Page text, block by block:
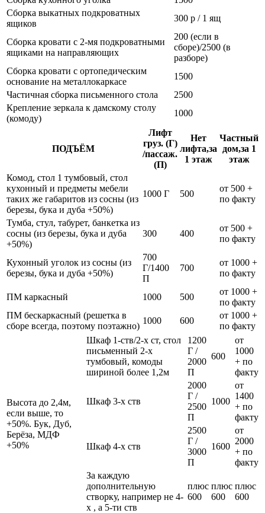
Сборка выкатных подкроватных
ящиков
300 р / 1 ящ
Сборка кровати с 2-мя подкроватными
ящиками на направляющих
200 (если в
сборе)/2500 (в
разборе)
Сборка кровати с ортопедическим
основание на металлокаркасе
1500
Частичная сборка письменного стола
2500
Крепление зеркала к дамскому столу
(комоду)
1000
ПОДЪЁМ
Лифт
груз. (Г)
/пассаж.
(П)
Нет
лифта,за
1 этаж
Частный
дом,за 1
этаж
Комод, стол 1 тумбовый, стол
кухонный и предметы мебели
таких же габаритов из сосны (из
березы, бука и дуба +50%)
1000 Г 500
от 500 +
по факту
Тумба, стул, табурет, банкетка из
сосны (из березы, бука и дуба
+50%)
300 400
от 500 +
по факту
Кухонный уголок из сосны (из
березы, бука и дуба +50%)
700
Г/1400
П
700
от 1000 +
по факту
ПМ каркасный 1000 500
от 1000 +
по факту
ПМ бескаркасный (решетка в
сборе всегда, поэтому поэтажно)
1000 600
от 1000 +
по факту
Высота до 2,4м,
если выше, то
+50%. Бук, Дуб,
Берёза, МДФ
+50%
Шкаф 1-ств/2-х ст, стол
письменный 2-х
тумбовый, комоды
шириной более 1,2м
1200
Г /
2000
П
600
от
1000
+ по
факту
Шкаф 3-х ств
2000
Г /
2500
П
1000
от
1400
+ по
факту
Шкаф 4-х ств
2500
Г /
3000
П
1600
от
2000
+ по
факту
За каждую
дополнительную
створку, например не 4-
х , а 5-ти ств
плюс
600
плюс
600
плюс
600